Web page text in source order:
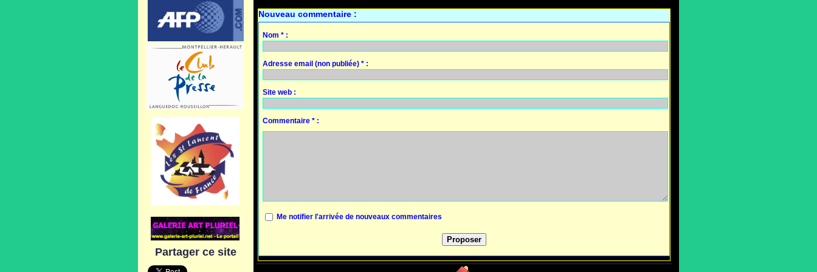
Partager ce site
Nouveau commentaire :
Nom * :
Adresse email (non publiée) * :
Site web :
Commentaire * :
Me notifier l'arrivée de nouveaux commentaires